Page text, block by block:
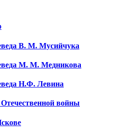
В. М. Мусийчука
М. М. Медникова
Н.Ф. Левина
войны